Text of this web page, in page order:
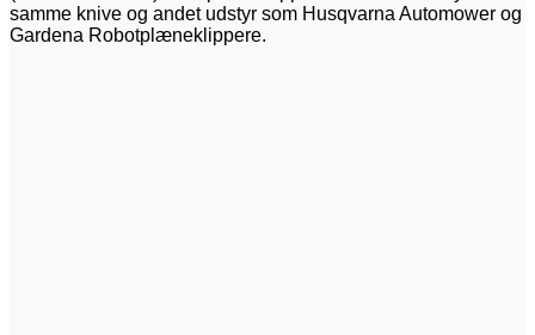
samme knive og andet udstyr som Husqvarna Automower og
Gardena Robotplæneklippere.